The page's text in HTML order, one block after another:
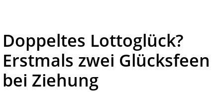
Doppeltes Lottoglück?
Erstmals zwei Glücksfeen
bei Ziehung